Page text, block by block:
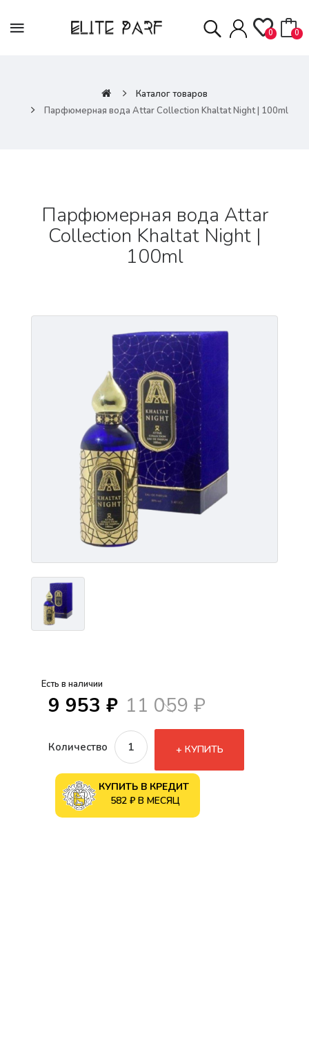
0 0
Каталог товаров
Парфюмерная вода Attar Collection Khaltat Night | 100ml
Парфюмерная вода Attar
Collection Khaltat Night |
100ml
Есть в наличии
9 953 ₽ 11 059 ₽
Количество КУПИТЬ
КУПИТЬ В КРЕДИТ
582 ₽ В МЕСЯЦ